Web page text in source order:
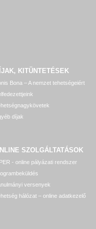
KITÜNTETÉSEK
Bona – A nemzet tehetségeiért
díjak
SZOLGÁLTATÁSOK
- online pályázati rendszer
versenyek
hálózat – online adatkezelő